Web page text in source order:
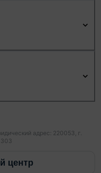
адрес: 220053, г.
центр